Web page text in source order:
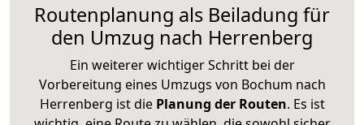
Routenplanung als Beiladung für
den Umzug nach Herrenberg
Ein weiterer wichtiger Schritt bei der
Vorbereitung eines Umzugs von Bochum nach
Herrenberg ist diePlanung der Routen. Es ist